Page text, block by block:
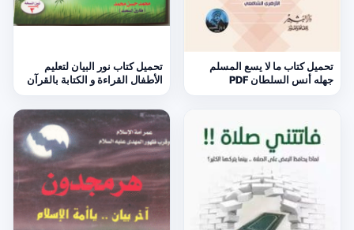
تحميل كتاب ما لا يسع المسلم
جهله أنس السلطان PDF
تحميل كتاب نور البيان لتعليم
الأطفال القراءة و الكتابة بالقرآن